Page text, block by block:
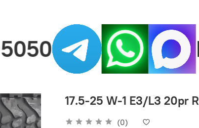
Нашли цену
17.5-25 W-1 E3/L3 20pr
(0)